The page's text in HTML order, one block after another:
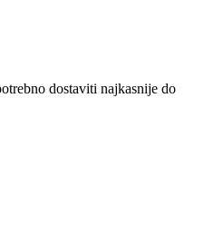
dostaviti najkasnije do